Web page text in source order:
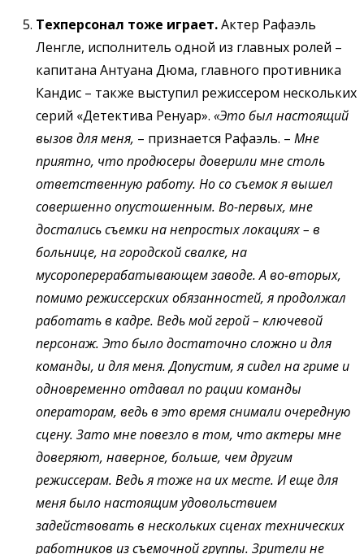
Техперсонал тоже играет.Актер Рафаэль
Ленгле, исполнитель одной из главных ролей –
капитана Антуана Дюма, главного противника
Кандис – также выступил режиссером нескольких
серий «Детектива Ренуар».«Это был настоящий
вызов для меня, – признается Рафаэль. –Мне
приятно, что продюсеры доверили мне столь
ответственную работу. Но со съемок я вышел
совершенно опустошенным. Во-первых, мне
достались съемки на непростых локациях – в
больнице, на городской свалке, на
мусороперерабатывающем заводе. А во-вторых,
помимо режиссерских обязанностей, я продолжал
работать в кадре. Ведь мой герой – ключевой
персонаж. Это было достаточно сложно и для
команды, и для меня. Допустим, я сидел на гриме и
одновременно отдавал по рации команды
операторам, ведь в это время снимали очередную
сцену. Зато мне повезло в том, что актеры мне
доверяют, наверное, больше, чем другим
режиссерам. Ведь я тоже на их месте. И еще для
меня было настоящим удовольствием
задействовать в нескольких сценах технических
работников из съемочной группы. Зрители не